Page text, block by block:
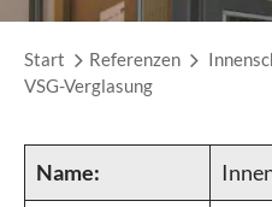
Start Referenzen
VSG-Verglasung
Name: